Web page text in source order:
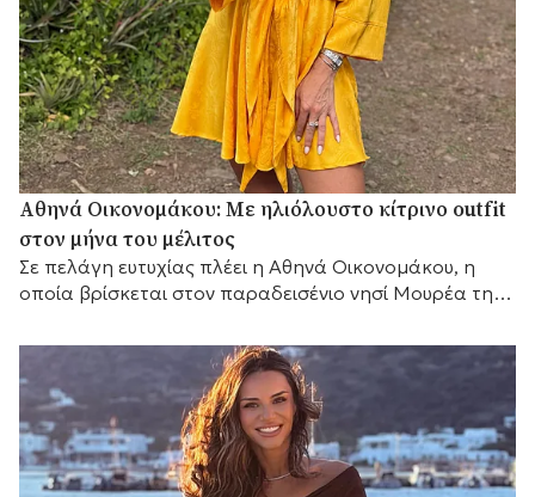
Αθηνά Οικονομάκου: Mε ηλιόλουστο κίτρινο outfit
στον μήνα του μέλιτος
Σε πελάγη ευτυχίας πλέει η Αθηνά Οικονομάκου, η
οποία βρίσκεται στον παραδεισένιο νησί Μουρέα της